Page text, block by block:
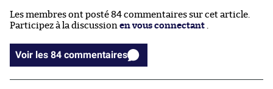
Les membres ont posté 84 commentaires sur cet article.
Participez à la discussion en vous connectant
Voir les 84 commentaires